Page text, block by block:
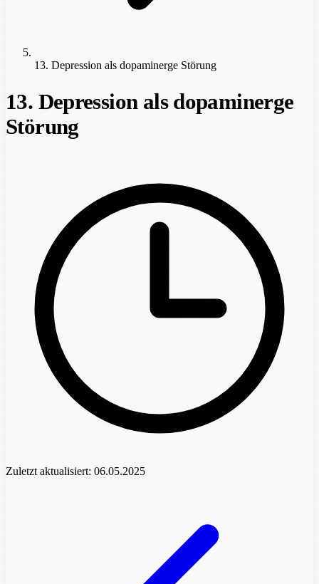
13. Depression als dopaminerge Störung
13. Depression als dopaminerge
Störung
Zuletzt aktualisiert: 06.05.2025